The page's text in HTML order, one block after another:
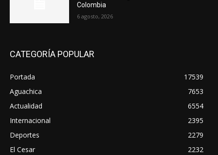
Colombia
6 agosto, 2026
CATEGORÍA POPULAR
Portada
17539
Aguachica
7653
Actualidad
6554
Internacional
2395
Deportes
2279
El Cesar
2232